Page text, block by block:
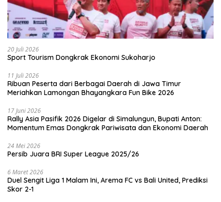
20 Juli 2026
Sport Tourism Dongkrak Ekonomi Sukoharjo
11 Juli 2026
Ribuan Peserta dari Berbagai Daerah di Jawa Timur
Meriahkan Lamongan Bhayangkara Fun Bike 2026
17 Juni 2026
Rally Asia Pasifik 2026 Digelar di Simalungun, Bupati Anton:
Momentum Emas Dongkrak Pariwisata dan Ekonomi Daerah
24 Mei 2026
Persib Juara BRI Super League 2025/26
6 Maret 2026
Duel Sengit Liga 1 Malam Ini, Arema FC vs Bali United, Prediksi
Skor 2-1